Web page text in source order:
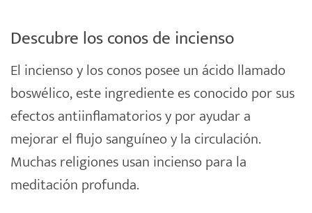
Descubre los conos de incienso
El inciensoy los conos posee un ácido llamado
boswélico, este ingrediente es conocido por sus
efectos antiinflamatorios y por ayudar a
mejorar el flujo sanguíneo y la circulación.
Muchas religiones usan incienso para la
meditación profunda.